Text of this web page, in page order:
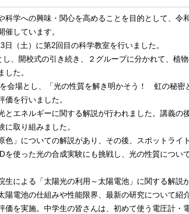
学への興味・関心を高めることを目的として、令
しています。
（土）に第2回目の科学教室を行いました。
、開校式の引き続き、２グループに分かれて、植物
た。
会場とし、「光の性質を解き明かそう！ 虹の秘密
を行いました。
エネルギーに関する解説が行われました。講義の
取り組みました。
」についての解説があり、その後、スポットライ
使った光の合成実験にも挑戦し、光の性質につい
による「太陽光の利用～太陽電池」に関する解説
電池の仕組みや性能限界、最新の研究について紹
を実施。中学生の皆さんは、初めて使う電圧計・